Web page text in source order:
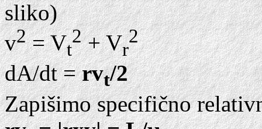
sliko)
v2= Vt
2+ Vr
2
dA/dt =rvt/2
Zapišimo specifično